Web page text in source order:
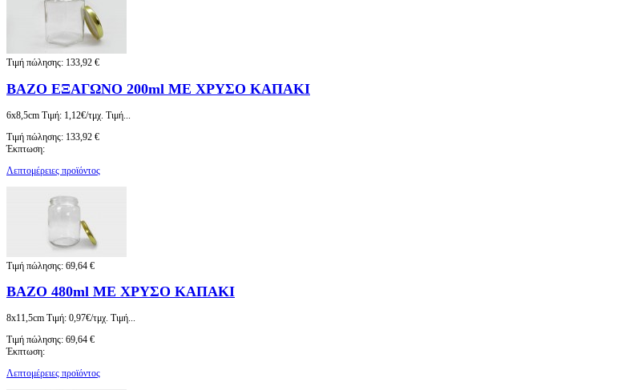
Τιμή πώλησης: 133,92 €
ΒΑΖΟ ΕΞΑΓΩΝΟ 200ml ΜΕ ΧΡΥΣΟ ΚΑΠΑΚΙ
6x8,5cm Τιμή: 1,12€/τμχ. Τιμή...
Τιμή πώλησης: 133,92 €
Έκπτωση:
Λεπτομέρειες προϊόντος
Τιμή πώλησης: 69,64 €
ΒΑΖΟ 480ml ΜΕ ΧΡΥΣΟ ΚΑΠΑΚΙ
8x11,5cm Τιμή: 0,97€/τμχ. Τιμή...
Τιμή πώλησης: 69,64 €
Έκπτωση:
Λεπτομέρειες προϊόντος